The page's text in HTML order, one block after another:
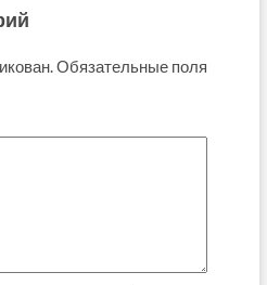
Обязательные поля